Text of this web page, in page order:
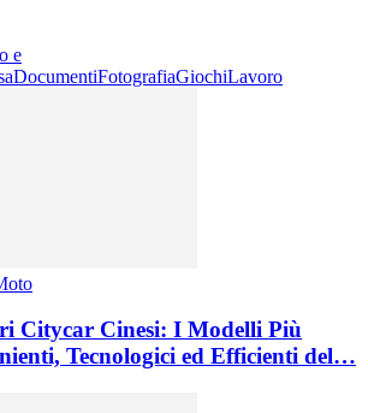
e
DocumentiFotografiaGiochiLavoro
Citycar Cinesi: I Modelli Più
Tecnologici ed Efficienti del…